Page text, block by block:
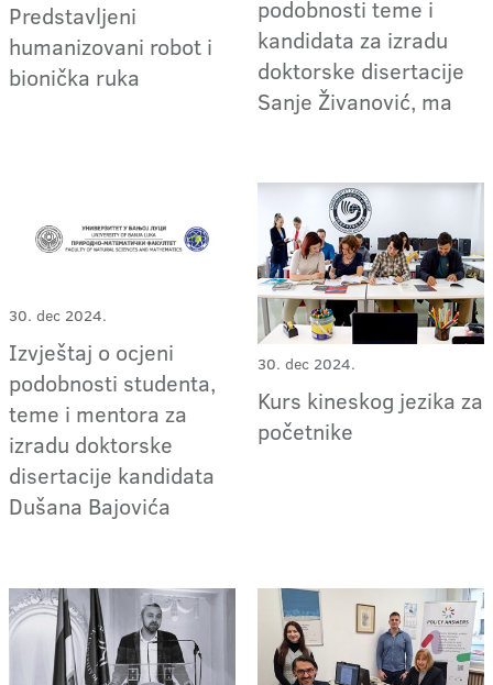
Predstavljeni
humanizovani robot i
bionička ruka
podobnosti teme i
kandidata za izradu
doktorske disertacije
Sanje Živanović, ma
30. dec 2024.
Izvještaj o ocjeni
podobnosti studenta,
teme i mentora za
izradu doktorske
disertacije kandidata
Dušana Bajovića
30. dec 2024.
Kurs kineskog jezika za
početnike